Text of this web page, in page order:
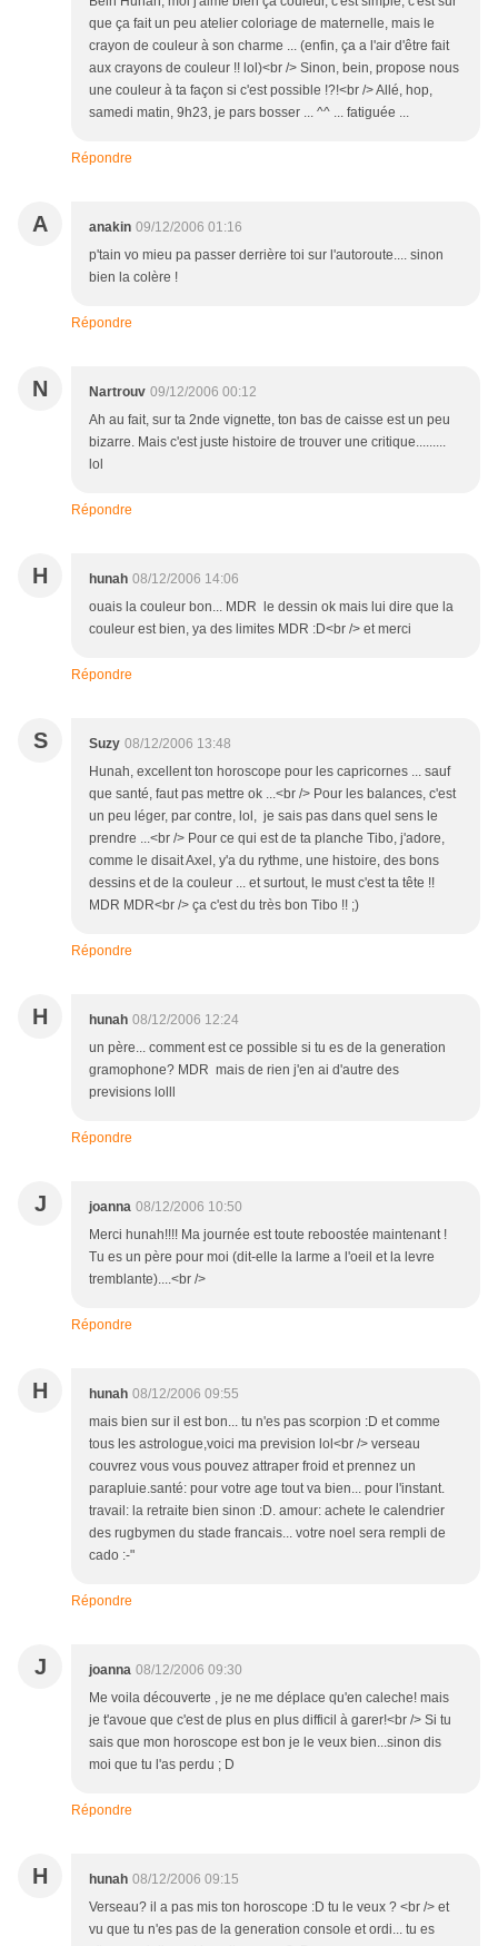
que ça fait un peu atelier coloriage de maternelle, mais le
crayon de couleur à son charme ... (enfin, ça a l'air d'être fait
aux crayons de couleur !! lol)<br /> Sinon, bein, propose nous
une couleur à ta façon si c'est possible !?!<br /> Allé, hop,
samedi matin, 9h23, je pars bosser ... ^^ ... fatiguée ...
Répondre
A anakin 09/12/2006 01:16
p'tain vo mieu pa passer derrière toi sur l'autoroute.... sinon
bien la colère !
Répondre
N Nartrouv 09/12/2006 00:12
Ah au fait, sur ta 2nde vignette, ton bas de caisse est un peu
bizarre. Mais c'est juste histoire de trouver une critique.........
lol
Répondre
H hunah 08/12/2006 14:06
ouais la couleur bon... MDR le dessin ok mais lui dire que la
couleur est bien, ya des limites MDR :D<br /> et merci
Répondre
S Suzy 08/12/2006 13:48
Hunah, excellent ton horoscope pour les capricornes ... sauf
que santé, faut pas mettre ok ...<br /> Pour les balances, c'est
un peu léger, par contre, lol, je sais pas dans quel sens le
prendre ...<br /> Pour ce qui est de ta planche Tibo, j'adore,
comme le disait Axel, y'a du rythme, une histoire, des bons
dessins et de la couleur ... et surtout, le must c'est ta tête !!
MDR MDR<br /> ça c'est du très bon Tibo !! ;)
Répondre
H hunah 08/12/2006 12:24
un père... comment est ce possible si tu es de la generation
gramophone? MDR mais de rien j'en ai d'autre des
previsions lolll
Répondre
J joanna 08/12/2006 10:50
Merci hunah!!!! Ma journée est toute reboostée maintenant !
Tu es un père pour moi (dit-elle la larme a l'oeil et la levre
tremblante)....<br />
Répondre
H hunah 08/12/2006 09:55
mais bien sur il est bon... tu n'es pas scorpion :D et comme
tous les astrologue,voici ma prevision lol<br /> verseau
couvrez vous vous pouvez attraper froid et prennez un
parapluie.santé: pour votre age tout va bien... pour l'instant.
travail: la retraite bien sinon :D. amour: achete le calendrier
des rugbymen du stade francais... votre noel sera rempli de
cado :-"
Répondre
J joanna 08/12/2006 09:30
Me voila découverte , je ne me déplace qu'en caleche! mais
je t'avoue que c'est de plus en plus difficil à garer!<br /> Si tu
sais que mon horoscope est bon je le veux bien...sinon dis
moi que tu l'as perdu ; D
Répondre
H hunah 08/12/2006 09:15
Verseau? il a pas mis ton horoscope :D tu le veux ? <br /> et
vu que tu n'es pas de la generation console et ordi... tu es